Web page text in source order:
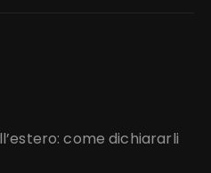
come dichiararli